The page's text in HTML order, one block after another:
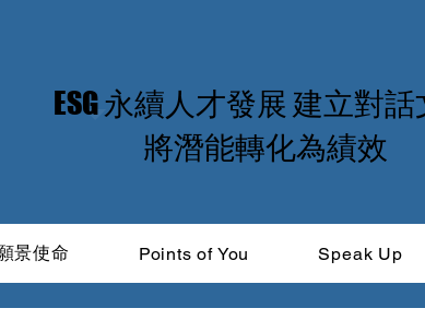
​ESG 永續人才發展 建立對
​將潛能轉化為績效
景使命 Points of You Speak Up